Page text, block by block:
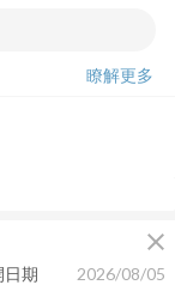
瞭解更多
close
期
2026/08/05